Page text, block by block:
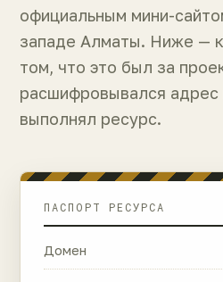
официальным мини-
западе Алматы. Ниже —
том, что это был за
расшифровывался адрес
выполнял ресурс.
ПАСПОРТ РЕСУРСА
Домен